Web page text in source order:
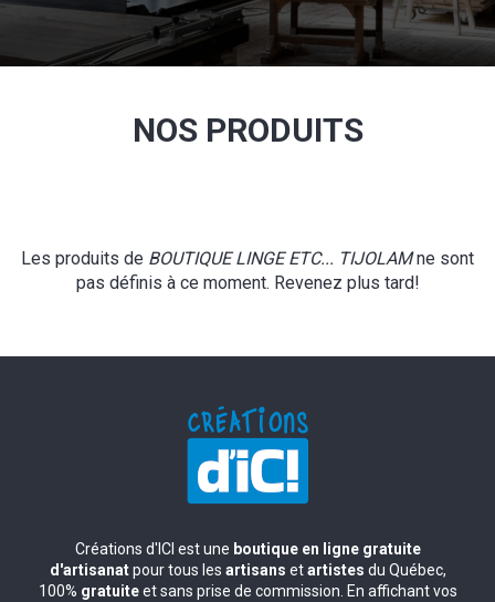
NOS PRODUITS
Les produits de BOUTIQUE LINGE ETC... TIJOLAMne sont
pas définis à ce moment. Revenez plus tard!
Créations d'ICI est une boutique en ligne gratuite
d'artisanatpour tous les artisans etartistes du Québec,
100% gratuiteet sans prise de commission. En affichant vos